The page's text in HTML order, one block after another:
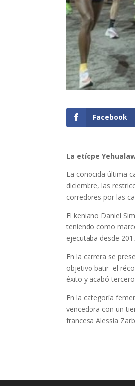
Facebook
La etíope
La conocida última
diciembre, las
corredores por las
El keniano Daniel
teniendo como
ejecutaba desde
En la carrera se
objetivo batir el
éxito y acabó
En la categoría
vencedora con un
francesa Alessia